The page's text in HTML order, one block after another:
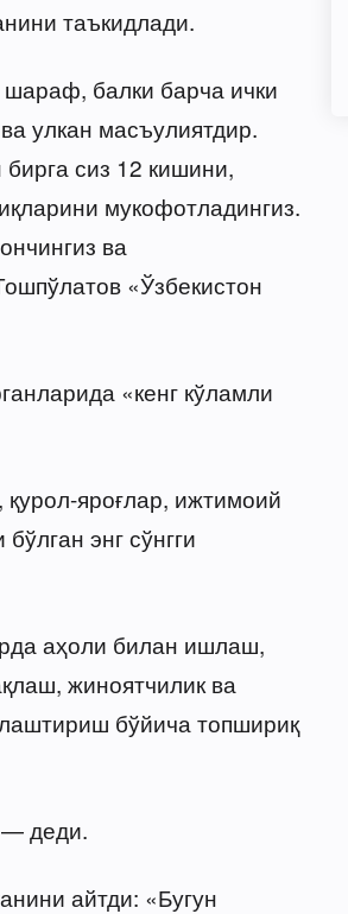
таъкидлади.
балки барча ички
улкан масъулиятдир.
сиз 12 кишини,
мукофотладингиз.
ва
«Ўзбекистон
«кенг кўламли
яроғлар, ижтимоий
энг сўнгги
аҳоли билан ишлаш,
жиноятчилик ва
бўйича топшириқ
— деди.
айтди: «Бугун